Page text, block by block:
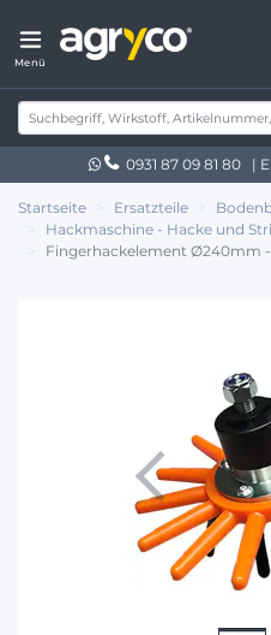
Menü
0931 87 09 81 80 |
Startseite Ersatzteile
Hackmaschine - Hacke und
Fingerhackelement Ø240mm